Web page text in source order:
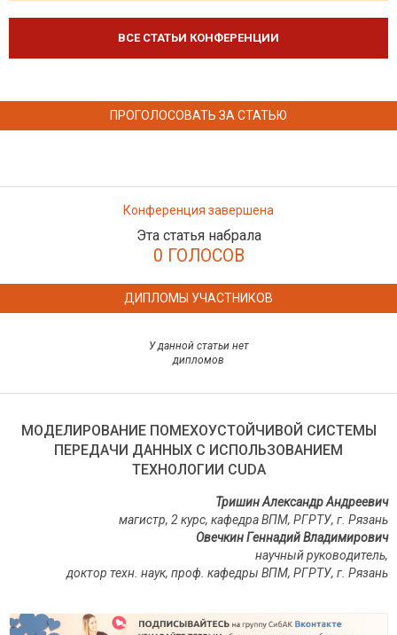
ВСЕ СТАТЬИ КОНФЕРЕНЦИИ
ПРОГОЛОСОВАТЬ ЗА СТАТЬЮ
Конференция завершена
Эта статья набрала
0 ГОЛОСОВ
ДИПЛОМЫ УЧАСТНИКОВ
У данной статьи нет
дипломов
МОДЕЛИРОВАНИЕ ПОМЕХОУСТОЙЧИВОЙ СИСТЕМЫ
ПЕРЕДАЧИ ДАННЫХ С ИСПОЛЬЗОВАНИЕМ
ТЕХНОЛОГИИ CUDA
Тришин Александр Андреевич
магистр, 2 курс, кафедра ВПМ, РГРТУ, г. Рязань
Овечкин Геннадий Владимирович
научный руководитель,
доктор техн. наук, проф. кафедры ВПМ, РГРТУ, г. Рязань